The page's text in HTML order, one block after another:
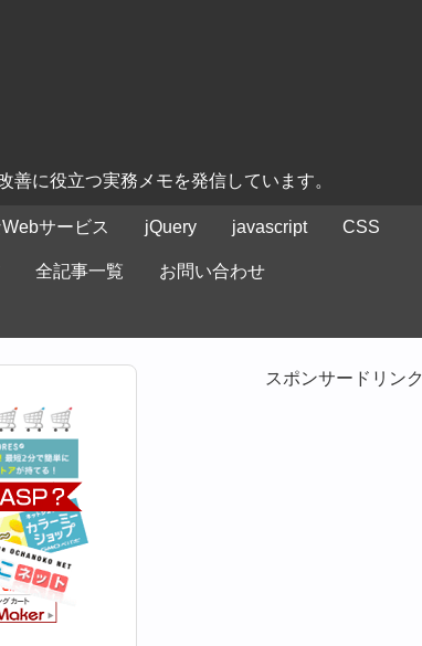
に役立つ実務メモを発信しています。
サービス jQuery javascript CSS
全記事一覧 お問い合わせ
スポンサードリンク